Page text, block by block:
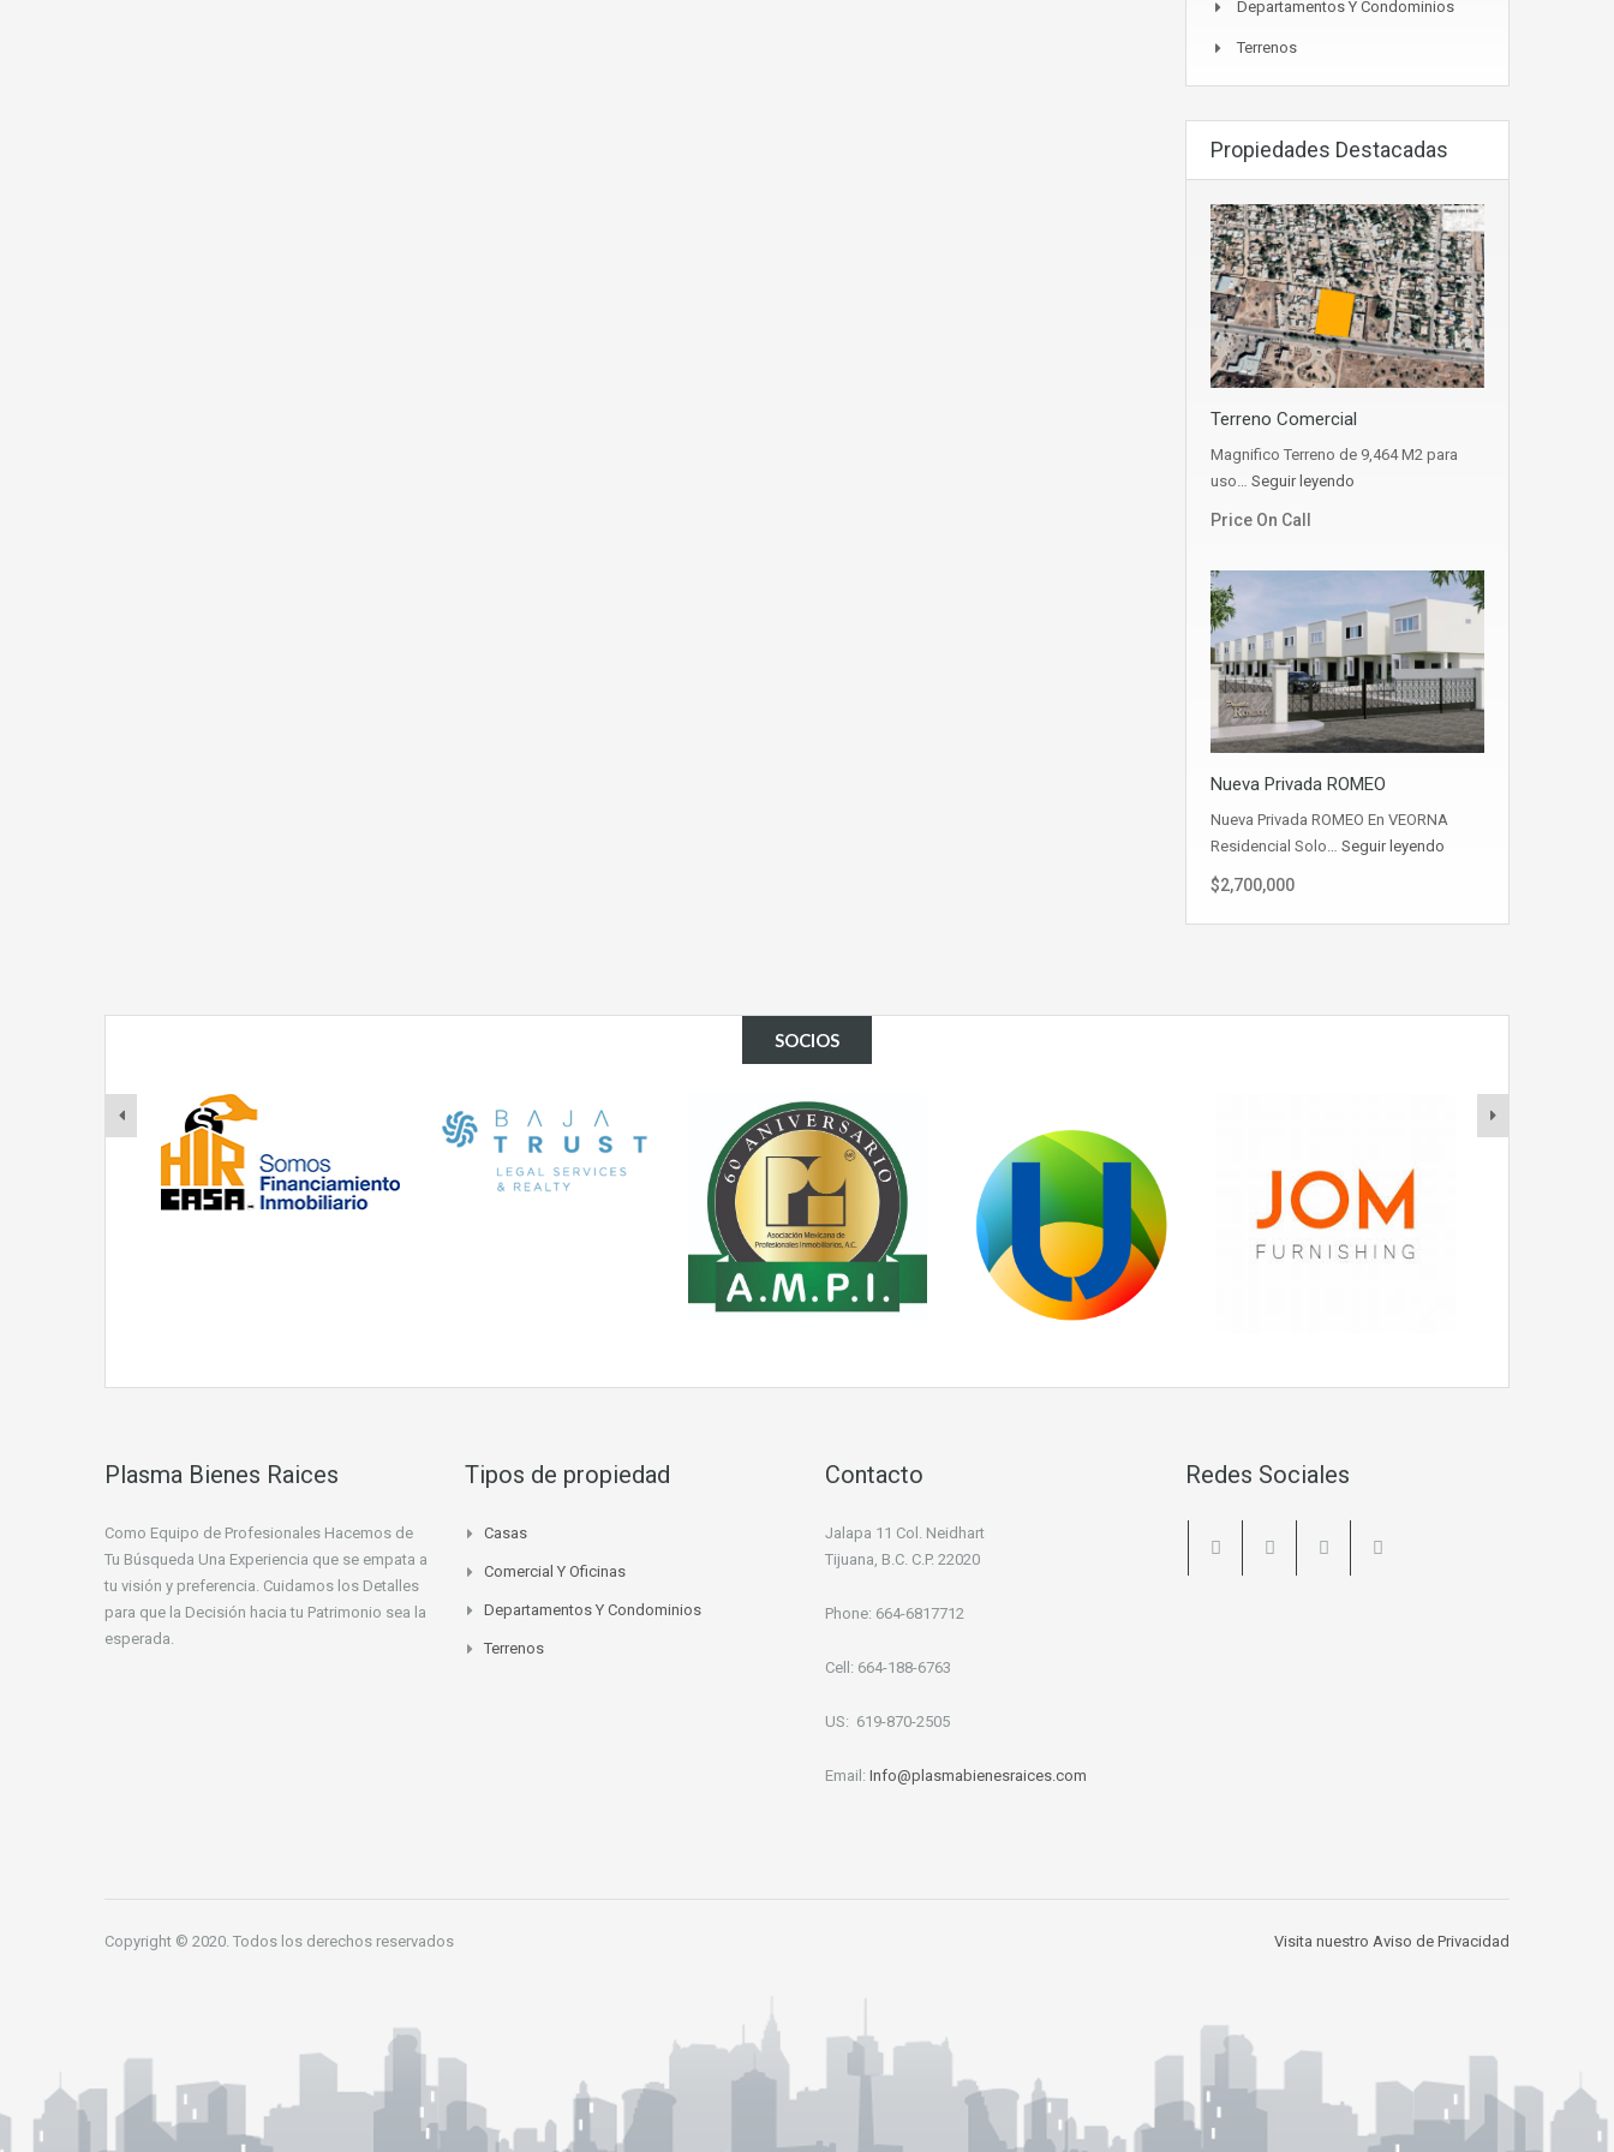
Departamentos Y Condominios
Terrenos
Propiedades Destacadas
Terreno Comercial
Magnifico Terreno de 9,464 M2 para
uso… Seguir leyendo
Price On Call
Nueva Privada ROMEO
Nueva Privada ROMEO En VEORNA
Residencial Solo… Seguir leyendo
$2,700,000
SOCIOS
Plasma Bienes Raices
Como Equipo de Profesionales Hacemos de
Tu Búsqueda Una Experiencia que se empata a
tu visión y preferencia. Cuidamos los Detalles
para que la Decisión hacia tu Patrimonio sea la
esperada.
Tipos de propiedad
Casas
Comercial Y Oficinas
Departamentos Y Condominios
Terrenos
Contacto
Jalapa 11 Col. Neidhart
Tijuana, B.C. C.P. 22020
Phone: 664-6817712
Cell: 664-188-6763
US: 619-870-2505
Email: Info@plasmabienesraices.com
Redes Sociales
Copyright © 2020. Todos los derechos reservados Visita nuestro Aviso de Privacidad